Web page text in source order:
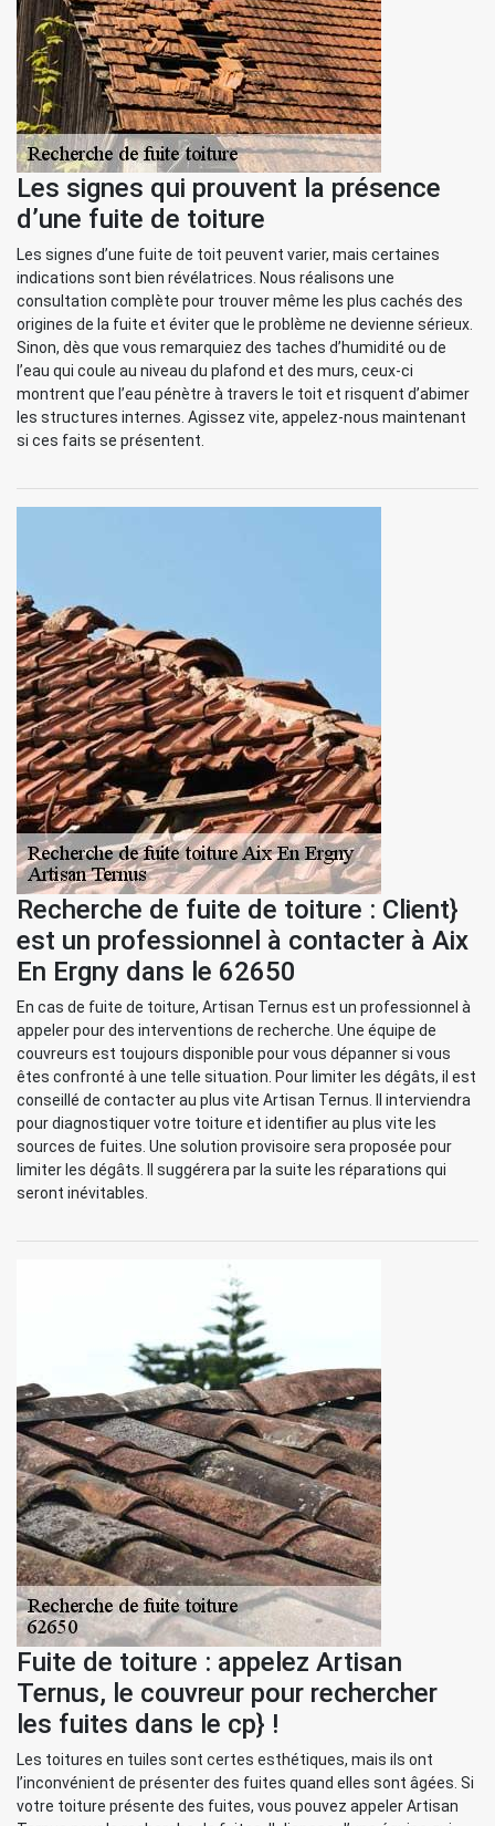
Les signes qui prouvent la présence
d’une fuite de toiture
Les signes d’une fuite de toit peuvent varier, mais certaines
indications sont bien révélatrices. Nous réalisons une
consultation complète pour trouver même les plus cachés des
origines de la fuite et éviter que le problème ne devienne sérieux.
Sinon, dès que vous remarquiez des taches d’humidité ou de
l’eau qui coule au niveau du plafond et des murs, ceux-ci
montrent que l’eau pénètre à travers le toit et risquent d’abimer
les structures internes. Agissez vite, appelez-nous maintenant
si ces faits se présentent.
Recherche de fuite de toiture : Client}
est un professionnel à contacter à Aix
En Ergny dans le 62650
En cas de fuite de toiture, Artisan Ternus est un professionnel à
appeler pour des interventions de recherche. Une équipe de
couvreurs est toujours disponible pour vous dépanner si vous
êtes confronté à une telle situation. Pour limiter les dégâts, il est
conseillé de contacter au plus vite Artisan Ternus. Il interviendra
pour diagnostiquer votre toiture et identifier au plus vite les
sources de fuites. Une solution provisoire sera proposée pour
limiter les dégâts. Il suggérera par la suite les réparations qui
seront inévitables.
Fuite de toiture : appelez Artisan
Ternus, le couvreur pour rechercher
les fuites dans le cp} !
Les toitures en tuiles sont certes esthétiques, mais ils ont
l’inconvénient de présenter des fuites quand elles sont âgées. Si
votre toiture présente des fuites, vous pouvez appeler Artisan